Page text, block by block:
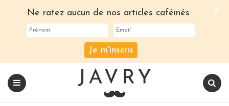
Le
blog
Javry
Coffee
Ne ratez aucun de nos articles caféinés
Je m'inscris
X